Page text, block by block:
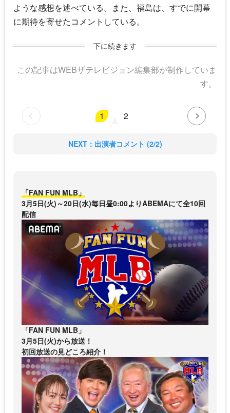
ような感想を述べている。また、福島は、すでに開幕
に期待を寄せたコメントしている。
下に続きます
この記事はWEBザテレビジョン編集部が制作していま
す。
1 2
NEXT：出演者コメント (2/2)
「FAN FUN MLB」
3月5日(火)～20日(水)毎日昼0:00よりABEMAにて全10回
配信
「FAN FUN MLB」
3月5日(火)から放送！
初回放送の見どころ紹介！